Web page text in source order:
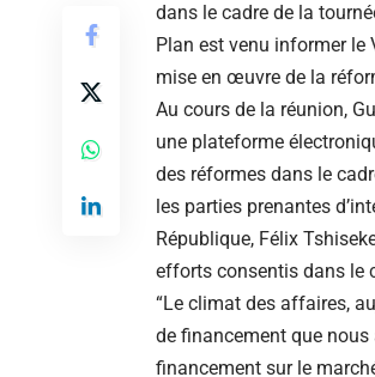
dans le cadre de la
Plan est venu informer le
mise en œuvre de la
Au cours de la réunion,
une plateforme
des réformes dans le
les parties prenantes
République, Félix
efforts consentis dans le
“Le climat des affaires,
de financement que
financement sur le